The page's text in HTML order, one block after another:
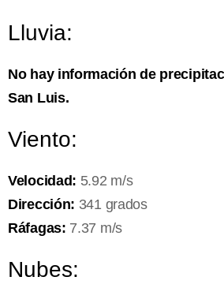
Lluvia:
No hay información de
San Luis.
Viento:
Velocidad: 5.92 m/s
Dirección: 341 grados
Ráfagas: 7.37 m/s
Nubes: